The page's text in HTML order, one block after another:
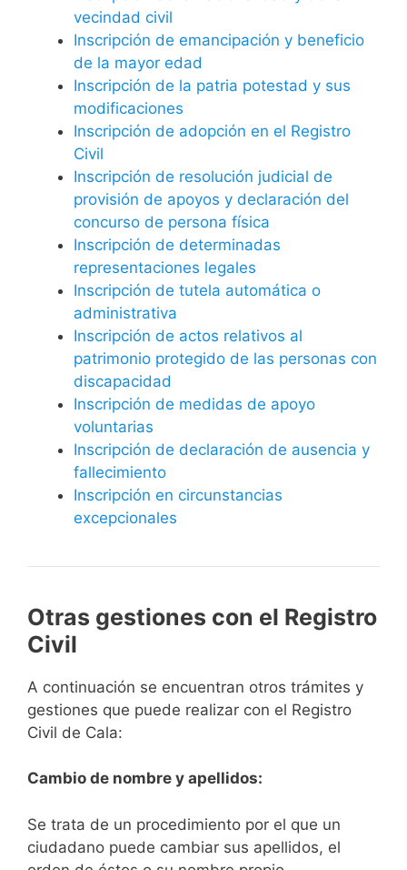
vecindad civil
Inscripción de emancipación y beneficio
de la mayor edad
Inscripción de la patria potestad y sus
modificaciones
Inscripción de adopción en el Registro
Civil
Inscripción de resolución judicial de
provisión de apoyos y declaración del
concurso de persona física
Inscripción de determinadas
representaciones legales
Inscripción de tutela automática o
administrativa
Inscripción de actos relativos al
patrimonio protegido de las personas con
discapacidad
Inscripción de medidas de apoyo
voluntarias
Inscripción de declaración de ausencia y
fallecimiento
Inscripción en circunstancias
excepcionales
Otras gestiones con el Registro
Civil
A continuación se encuentran otros trámites y
gestiones que puede realizar con el Registro
Civil de Cala:
Cambio de nombre y apellidos:
Se trata de un procedimiento por el que un
ciudadano puede cambiar sus apellidos, el